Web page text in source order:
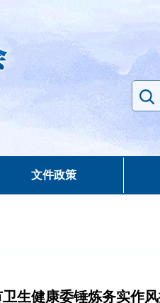
文件政策
卫生健康委锤炼务实作